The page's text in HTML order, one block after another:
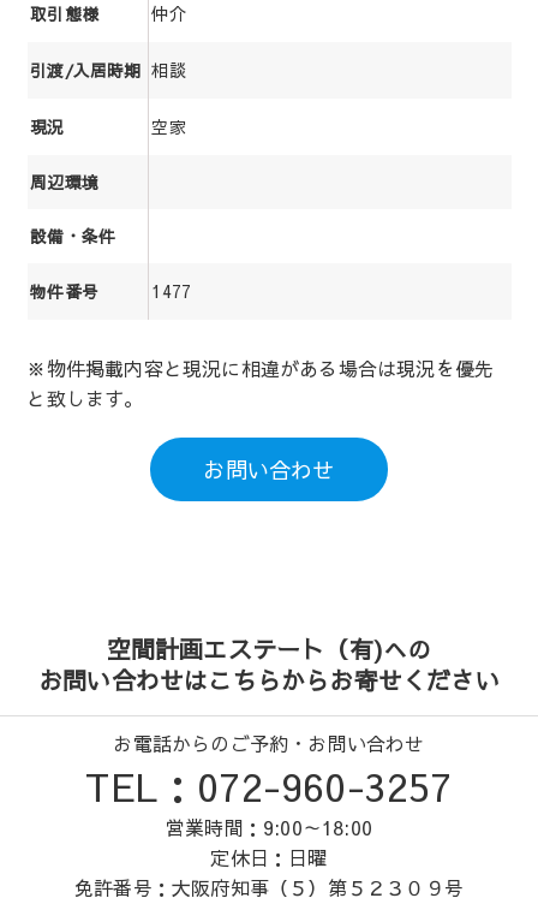
取引態様 仲介
引渡/入居時期 相談
現況 空家
周辺環境
設備・条件
物件番号 1477
※物件掲載内容と現況に相違がある場合は現況を優先
と致します。
お問い合わせ
空間計画エステート（有)への
お問い合わせはこちらからお寄せください
お電話からのご予約・お問い合わせ
TEL：072-960-3257
営業時間：9:00～18:00
定休日：日曜
免許番号：大阪府知事（５）第５２３０９号